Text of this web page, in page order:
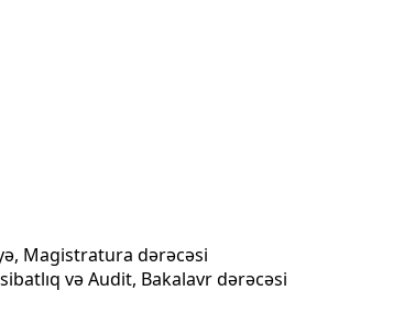
Magistratura dərəcəsi
və Audit, Bakalavr dərəcəsi